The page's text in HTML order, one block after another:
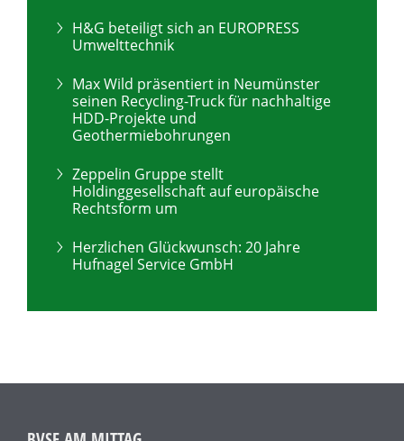
H&G beteiligt sich an EUROPRESS
Umwelttechnik
Max Wild präsentiert in Neumünster
seinen Recycling-Truck für nachhaltige
HDD-Projekte und
Geothermiebohrungen
Zeppelin Gruppe stellt
Holdinggesellschaft auf europäische
Rechtsform um
Herzlichen Glückwunsch: 20 Jahre
Hufnagel Service GmbH